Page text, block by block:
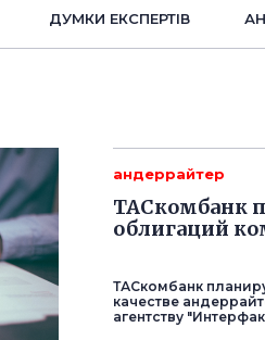
ДУМКИ ЕКСПЕРТIВ
андеррайтер
ТАСкомбанк
облигаций
ТАСкомбанк
качестве
агентству